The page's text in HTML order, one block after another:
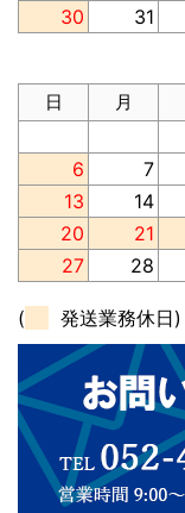
30
31
日 月
6
7
13
14
20
21
27
28
( 発送業務休日)